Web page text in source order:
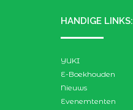
HANDIGE LINKS:
YUKI
E-Boekhouden
Nieuws
Evenemtenten